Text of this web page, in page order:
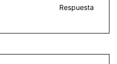
Respuesta